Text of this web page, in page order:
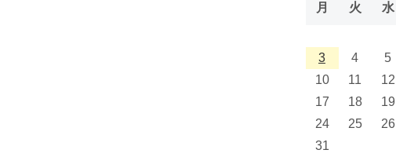
月 火 水
3
4 5
10
11 12
17
18 19
24
25 26
31